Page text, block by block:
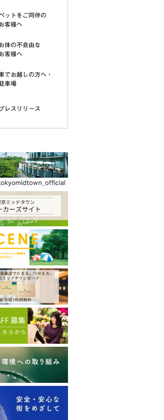
ットをご同伴の
客様へ
体の不自由な
客様へ
でお越しの方へ・
車場
レスリリース